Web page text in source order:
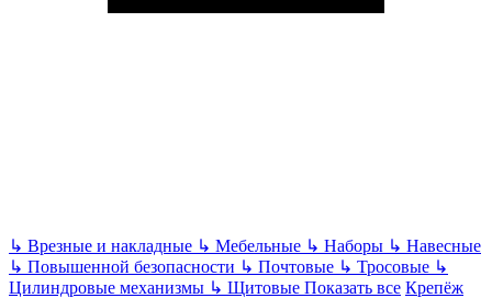
↳ Врезные и накладные ↳ Мебельные ↳ Наборы ↳ Навесные
↳ Повышенной безопасности ↳ Почтовые ↳ Тросовые ↳
Цилиндровые механизмы ↳ Щитовые Показать все Крепёж